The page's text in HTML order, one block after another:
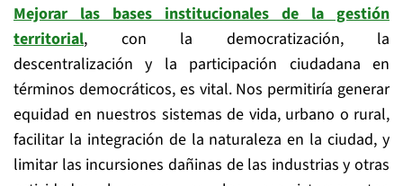
Mejorar las bases institucionales de la gestión
territorial, con la democratización, la
descentralización y la participación ciudadana en
términos democráticos, es vital. Nos permitiría generar
equidad en nuestros sistemas de vida, urbano o rural,
facilitar la integración de la naturaleza en la ciudad, y
limitar las incursiones dañinas de las industrias y otras